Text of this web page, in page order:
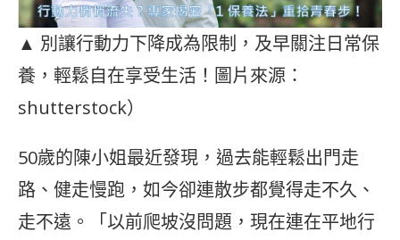
▲ 別讓行動力下降成為限制，及早關注日常保
養，輕鬆自在享受生活！圖片來源：
shutterstock）
50歲的陳小姐最近發現，過去能輕鬆出門走
路、健走慢跑，如今卻連散步都覺得走不久、
走不遠。「以前爬坡沒問題，現在連在平地行